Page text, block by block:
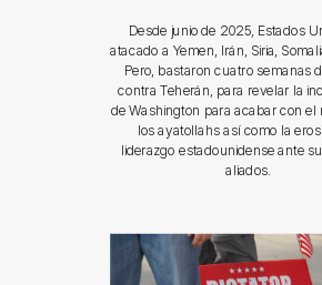
Desde junio de 2025, Estados
atacado a Yemen, Irán, Siria,
Pero, bastaron cuatro semanas
contra Teherán, para revelar la
de Washington para acabar con el
los ayatollahs así como la
liderazgo estadounidense ante
aliados.